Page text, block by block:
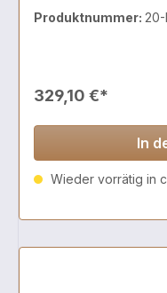
Produktnummer: 20-
329,10 €*
In
Wieder vorrätig in